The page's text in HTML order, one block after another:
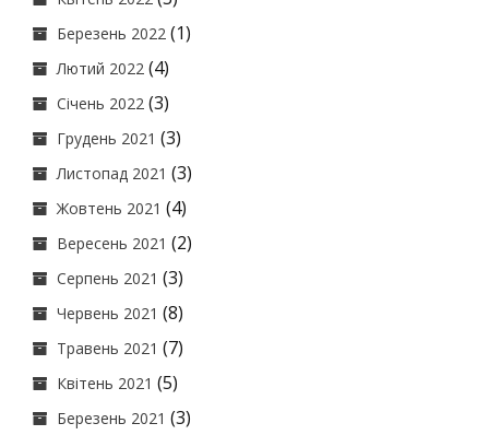
Березень 2022 (1)
Лютий 2022 (4)
Січень 2022 (3)
Грудень 2021 (3)
Листопад 2021 (3)
Жовтень 2021 (4)
Вересень 2021 (2)
Серпень 2021 (3)
Червень 2021 (8)
Травень 2021 (7)
Квітень 2021 (5)
Березень 2021 (3)